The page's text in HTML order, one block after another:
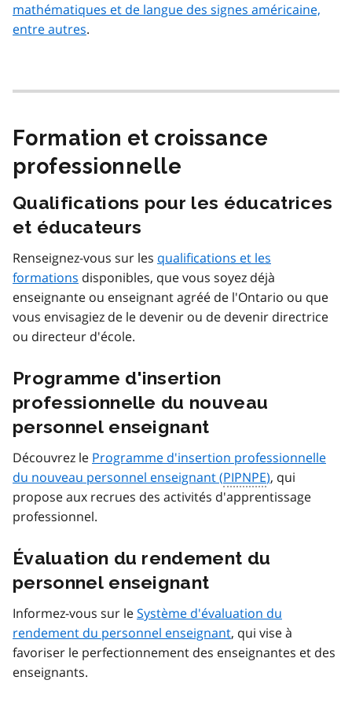
mathématiques et de langue des signes américaine,
entre autres.
Formation et croissance
professionnelle
Qualifications pour les éducatrices
et éducateurs
Renseignez-vous sur les qualifications et les
formations disponibles, que vous soyez déjà
enseignante ou enseignant agréé de l'Ontario ou que
vous envisagiez de le devenir ou de devenir directrice
ou directeur d'école.
Programme d'insertion
professionnelle du nouveau
personnel enseignant
Découvrez le Programme d'insertion professionnelle
du nouveau personnel enseignant (PIPNPE), qui
propose aux recrues des activités d'apprentissage
professionnel.
Évaluation du rendement du
personnel enseignant
Informez-vous sur leSystème d'évaluation du
rendement du personnel enseignant, qui vise à
favoriser le perfectionnement des enseignantes et des
enseignants.